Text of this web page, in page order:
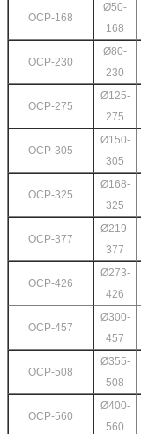
OCP-168
Ø50-
168
OCP-230
Ø80-
230
OCP-275
Ø125-
275
OCP-305
Ø150-
305
OCP-325
Ø168-
325
OCP-377
Ø219-
377
OCP-426
Ø273-
426
OCP-457
Ø300-
457
OCP-508
Ø355-
508
OCP-560
Ø400-
560